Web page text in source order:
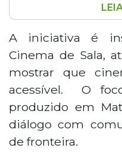
A Mostra
levará exibições
as cidades de
Quijarro, na
janeiro. Com
evento
incluindo ficções,
experimentais,
de Mato Grosso
idealizado por
A iniciativa é
Cinema de Sala,
mostrar que
acessível. O
produzido em
diálogo com
de fronteira.